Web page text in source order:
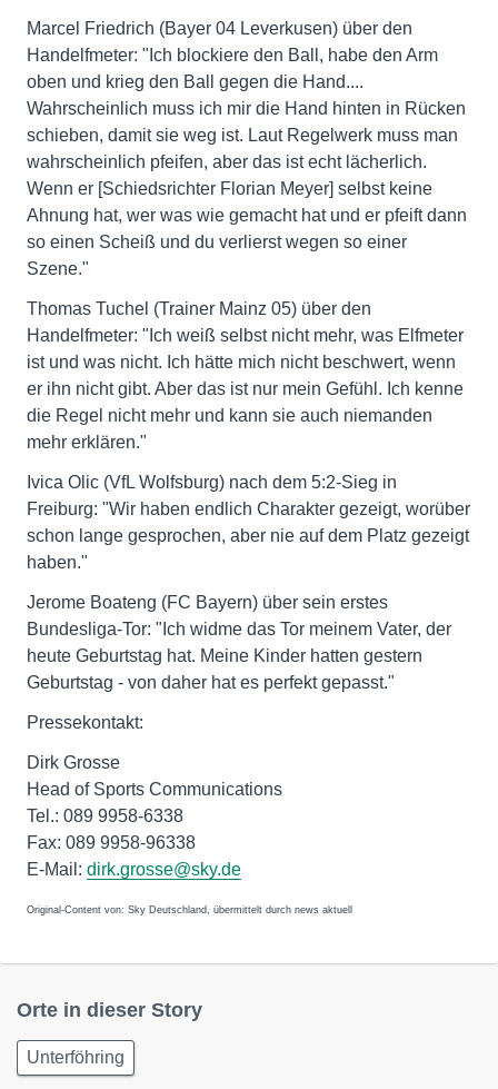
Marcel Friedrich (Bayer 04 Leverkusen) über den
Handelfmeter: "Ich blockiere den Ball, habe den Arm
oben und krieg den Ball gegen die Hand....
Wahrscheinlich muss ich mir die Hand hinten in Rücken
schieben, damit sie weg ist. Laut Regelwerk muss man
wahrscheinlich pfeifen, aber das ist echt lächerlich.
Wenn er [Schiedsrichter Florian Meyer] selbst keine
Ahnung hat, wer was wie gemacht hat und er pfeift dann
so einen Scheiß und du verlierst wegen so einer
Szene."
Thomas Tuchel (Trainer Mainz 05) über den
Handelfmeter: "Ich weiß selbst nicht mehr, was Elfmeter
ist und was nicht. Ich hätte mich nicht beschwert, wenn
er ihn nicht gibt. Aber das ist nur mein Gefühl. Ich kenne
die Regel nicht mehr und kann sie auch niemanden
mehr erklären."
Ivica Olic (VfL Wolfsburg) nach dem 5:2-Sieg in
Freiburg: "Wir haben endlich Charakter gezeigt, worüber
schon lange gesprochen, aber nie auf dem Platz gezeigt
haben."
Jerome Boateng (FC Bayern) über sein erstes
Bundesliga-Tor: "Ich widme das Tor meinem Vater, der
heute Geburtstag hat. Meine Kinder hatten gestern
Geburtstag - von daher hat es perfekt gepasst."
Pressekontakt:
Dirk Grosse
Head of Sports Communications
Tel.: 089 9958-6338
Fax: 089 9958-96338
E-Mail: dirk.grosse@sky.de
Original-Content von: Sky Deutschland, übermittelt durch news aktuell
Orte in dieser Story
Unterföhring